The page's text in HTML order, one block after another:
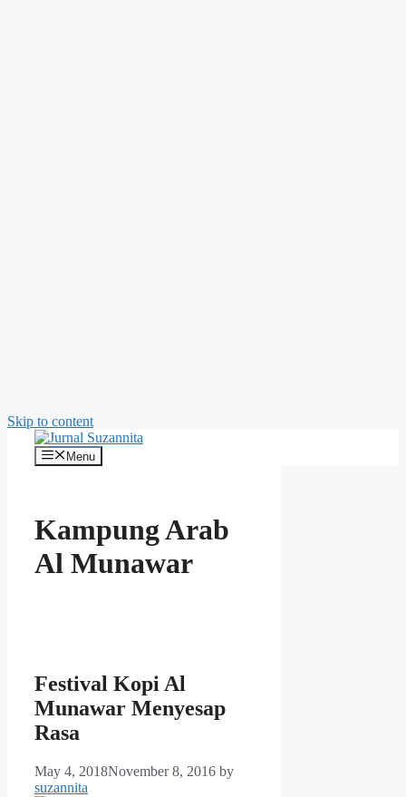
Skip to content
Menu
Kampung Arab
Al Munawar
Festival Kopi Al
Munawar Menyesap
Rasa
May 4, 2018November 8, 2016 by
suzannita